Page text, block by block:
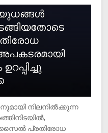
നിലനില്‍ക്കുന്ന
മിസൈല്‍ പ്രതിരോധ